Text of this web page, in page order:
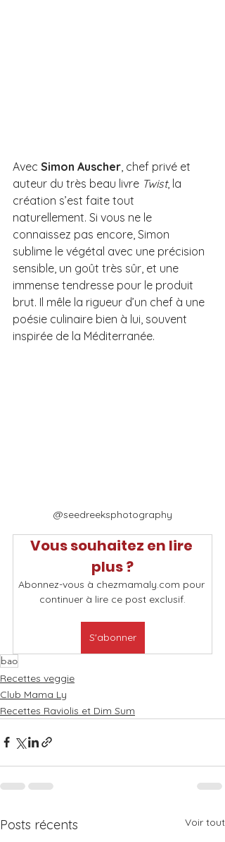
Avec Simon Auscher, chef privé et
auteur du très beau livre Twist, la
création s’est faite tout
naturellement. Si vous ne le
connaissez pas encore, Simon
sublime le végétal avec une précision
sensible, un goût très sûr, et une
immense tendresse pour le produit
brut. Il mêle la rigueur d’un chef à une
poésie culinaire bien à lui, souvent
inspirée de la Méditerranée.
@seedreeksphotography
Vous souhaitez en lire
plus ?
Abonnez-vous à chezmamaly.com pour
continuer à lire ce post exclusif.
S'abonner
bao
Recettes veggie
Club Mama Ly
Recettes Raviolis et Dim Sum
Posts récents Voir tout